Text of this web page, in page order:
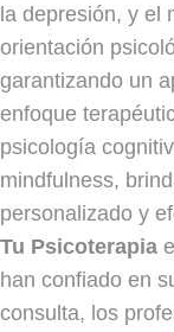
la depresión, y el
orientación
garantizando un
enfoque
psicología
mindfulness,
personalizado y
Tu Psicoterapia
han confiado en
consulta, los